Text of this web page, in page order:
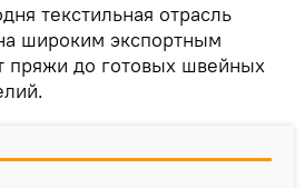
текстильная отрасль
широким экспортным
пряжи до готовых швейных